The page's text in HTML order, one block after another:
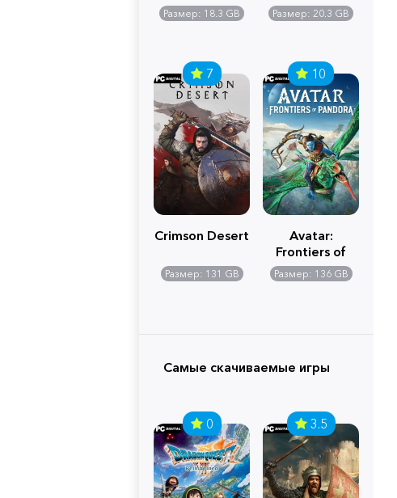
Размер: 18.3 GB Размер: 20.3 GB
7
Crimson Desert
Размер: 131 GB
10
Avatar:
Frontiers of
Pandora
Размер: 136 GB
Самые скачиваемые игры
0 3.5